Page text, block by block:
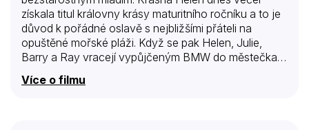
získala titul královny krásy maturitního ročníku a to je
důvod k pořádné oslavě s nejbližšími přáteli na
opuštěné mořské pláži. Když se pak Helen, Julie,
Barry a Ray vracejí vypůjčeným BMW do městečka,
srazí na opuštěné přímořské silnici záhadného
chodce v gumovém rybářském plášti. Díky krvavým
Více o filmu